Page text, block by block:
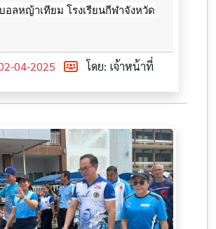
ลหญ้าเทียม โรงเรียนกีฬาจังหวัด
04-2025 โดย: เจ้าหน้าที่